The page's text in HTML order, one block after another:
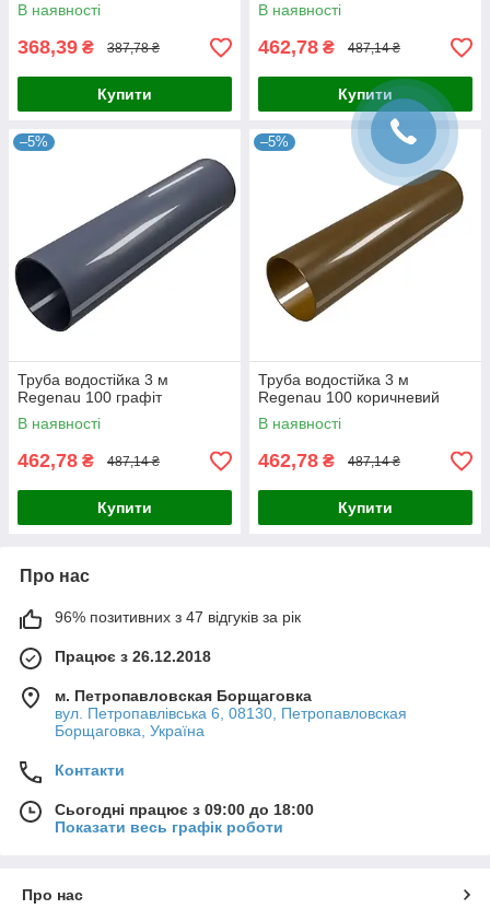
В наявності
368,39 ₴ 387,78 ₴
Купити
В наявності
462,78 ₴ 487,14 ₴
Купити
–5%
Труба водостійка 3 м
Regenau 100 графіт
В наявності
462,78 ₴ 487,14 ₴
Купити
–5%
Труба водостійка 3 м
Regenau 100 коричневий
В наявності
462,78 ₴ 487,14 ₴
Купити
Про нас
96% позитивних з 47 відгуків за рік
Працює з 26.12.2018
м. Петропавловская Борщаговка
вул. Петропавлівська 6, 08130, Петропавловская
Борщаговка, Україна
Контакти
Сьогодні працює з 09:00 до 18:00
Показати весь графік роботи
Про нас